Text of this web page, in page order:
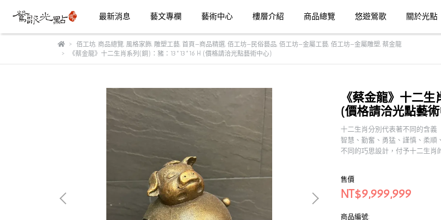
最新消息 藝文專欄 藝術中心 樓層介紹 商品總覽 悠遊鶯歌 關於光點
佰工坊, 商品總覽, 風格家飾, 雕塑工藝, 首頁—商品精選, 佰工坊—民俗藝品, 佰工坊—金屬工藝, 佰工坊—金屬雕塑, 蔡金龍
《蔡金龍》十二生肖系列(銅)：豬：13*13*16 H (價格請洽光點藝術中心)
《蔡金龍》十二
(價格請洽光點藝
十二生肖分別代表著不同的含義
智慧、勤奮、勇猛、謹慎、柔順
不同的巧思設計，付予十二生肖
售價
NT$9,999,999
商品編號: